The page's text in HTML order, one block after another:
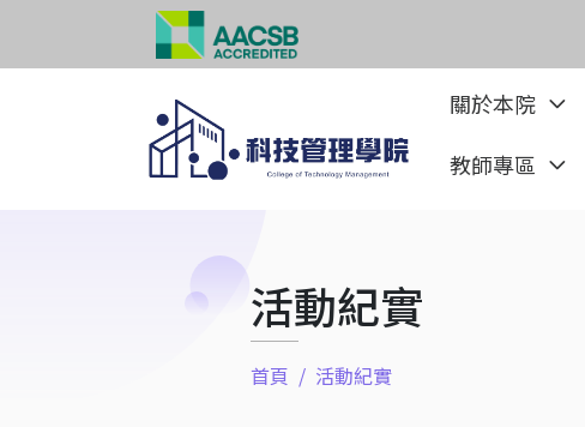
關於本院
教師專區
活動紀實
首頁 活動紀實